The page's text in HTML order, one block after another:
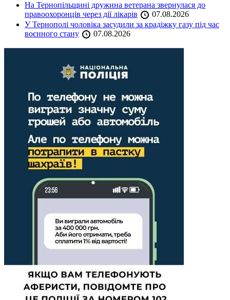
На Тернопільщині дружина ветерана звернулася до
правоохоронців через дії лікарів
07.08.2026
У Тернополі чоловіка засудили за крадіжку газу під час
воєнного стану
07.08.2026